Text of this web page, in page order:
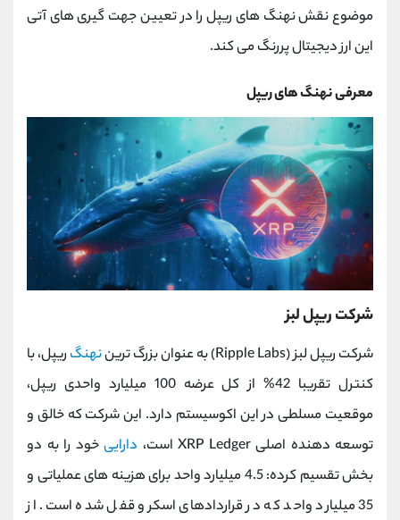
موضوع نقش نهنگ های ریپل را در تعیین جهت ‌گیری ‌های آتی
این ارز دیجیتال پررنگ می کند.
معرفی نهنگ های ریپل
شرکت ریپل لبز
شرکت ریپل لبز (Ripple Labs) به عنوان بزرگ ‌ترین نهنگ ریپل، با
کنترل تقریبا 42% از کل عرضه 100 میلیارد واحدی ریپل،
موقعیت مسلطی در این اکوسیستم دارد. این شرکت که خالق و
توسعه ‌دهنده اصلی XRP Ledger است،
دارایی خود را به دو
بخش تقسیم کرده: 4.5 میلیارد واحد برای هزینه ‌های عملیاتی و
35 میلیارد واحد که در قراردادهای اسکرو قفل شده است. از